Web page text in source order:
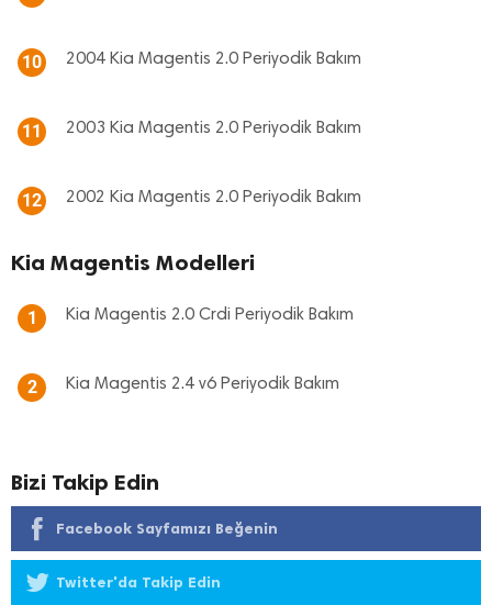
10 2004 Kia Magentis 2.0 Periyodik Bakım
11 2003 Kia Magentis 2.0 Periyodik Bakım
12 2002 Kia Magentis 2.0 Periyodik Bakım
Kia Magentis Modelleri
1 Kia Magentis 2.0 Crdi Periyodik Bakım
2 Kia Magentis 2.4 v6 Periyodik Bakım
Bizi Takip Edin
Facebook Sayfamızı Beğenin
Twitter'da Takip Edin